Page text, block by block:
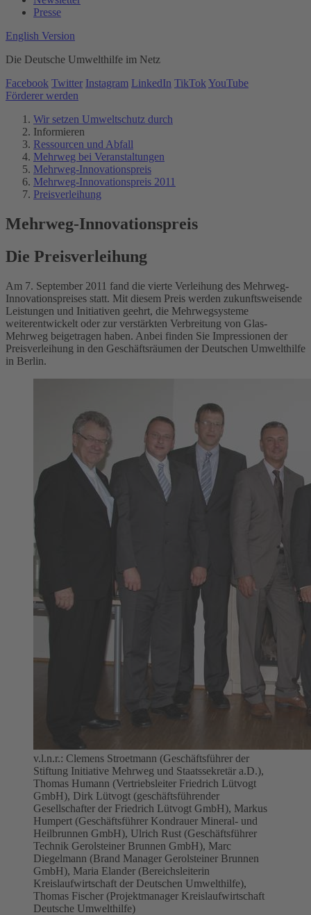
Presse
English Version
Die Deutsche Umwelthilfe im Netz
Facebook Twitter Instagram LinkedIn TikTok YouTube
Förderer werden
Wir setzen Umweltschutz durch
Informieren
Ressourcen und Abfall
Mehrweg bei Veranstaltungen
Mehrweg-Innovationspreis
Mehrweg-Innovationspreis 2011
Preisverleihung
Mehrweg-Innovationspreis
Die Preisverleihung
Am 7. September 2011 fand die vierte Verleihung des Mehrweg-
Innovationspreises statt. Mit diesem Preis werden zukunftsweisende
Leistungen und Initiativen geehrt, die Mehrwegsysteme
weiterentwickelt oder zur verstärkten Verbreitung von Glas-
Mehrweg beigetragen haben. Anbei finden Sie Impressionen der
Preisverleihung in den Geschäftsräumen der Deutschen Umwelthilfe
in Berlin.
v.l.n.r.: Clemens Stroetmann (Geschäftsführer der
Stiftung Initiative Mehrweg und Staatssekretär a.D.),
Thomas Humann (Vertriebsleiter Friedrich Lütvogt
GmbH), Dirk Lütvogt (geschäftsführender
Gesellschafter der Friedrich Lütvogt GmbH), Markus
Humpert (Geschäftsführer Kondrauer Mineral- und
Heilbrunnen GmbH), Ulrich Rust (Geschäftsführer
Technik Gerolsteiner Brunnen GmbH), Marc
Diegelmann (Brand Manager Gerolsteiner Brunnen
GmbH), Maria Elander (Bereichsleiterin
Kreislaufwirtschaft der Deutschen Umwelthilfe),
Thomas Fischer (Projektmanager Kreislaufwirtschaft
Deutsche Umwelthilfe)